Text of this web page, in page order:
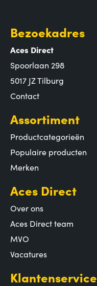
Bezoekadres
Aces Direct
Spoorlaan 298
5017 JZ Tilburg
Contact
Assortiment
Productcategorieën
Populaire producten
Merken
Aces Direct
Over ons
Aces Direct team
MVO
Vacatures
Klantenservice